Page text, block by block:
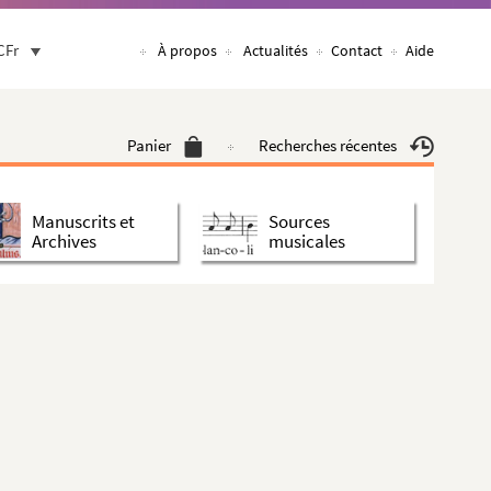
À propos Actualités Contact Aide
Panier Recherches récentes
Manuscrits et
Archives
Sources
musicales